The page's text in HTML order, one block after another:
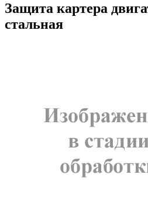
Защита картера
стальная